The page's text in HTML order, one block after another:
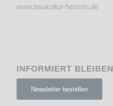
www.baukultur-hessen.de
INFORMIERT BLEIBEN
Newsletter bestellen